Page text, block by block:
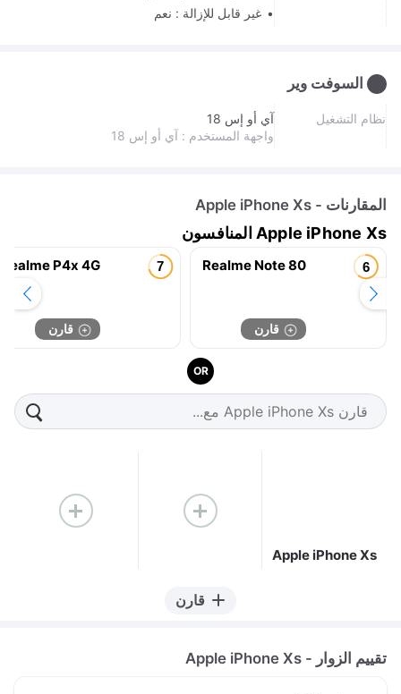
غير قابل للإزالة : نعم
السوفت وير
نظام التشغيل
آي أو إس 18
واجهة المستخدم : آي أو إس 18
المقارنات - Apple iPhone Xs
Apple iPhone Xs المنافسون
Realme Note 80
قارن
realme P4x 4G
قارن
OR
Apple iPhone Xs
قارن
تقييم الزوار - Apple iPhone Xs